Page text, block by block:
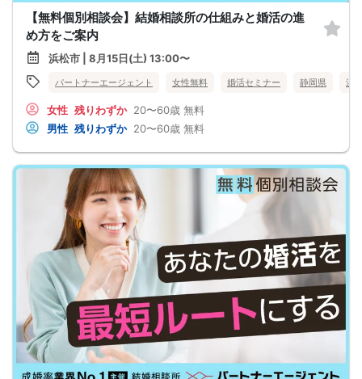
【無料個別相談会】結婚相談所の仕組みと婚活の進
め方をご案内
浜松市 | 8月15日(土) 13:00〜
パートナーエージェント 女性無料 婚活セミナー 静岡県 浜
女性 残りわずか 20〜60歳 無料
男性 残りわずか 20〜60歳 無料